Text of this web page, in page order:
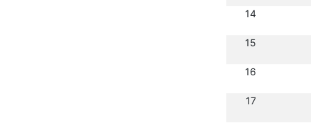
14
15
16
17